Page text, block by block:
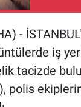
-
iş
tacizde
polis